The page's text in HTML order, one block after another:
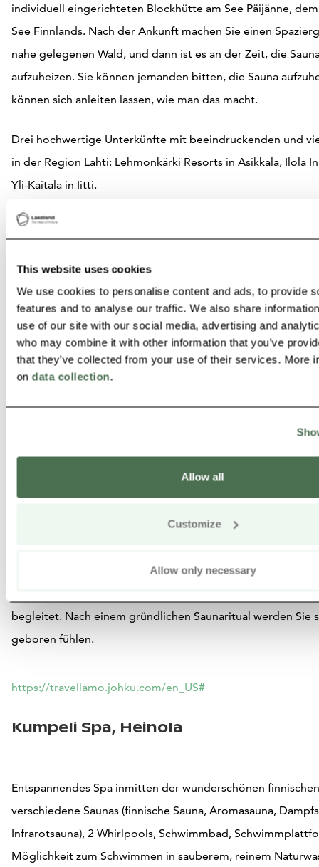
This website uses cookies
We use cookies to personalise content and ads, to provide
features and to analyse our traffic. We also share
use of our site with our social media, advertising and
who may combine it with other information that you’ve
that they’ve collected from your use of their services. More
ondata collection.
Allow all
Customize
Allow only necessary
individuell eingerichteten Blockhütte am See Päijänne,
See Finnlands. Nach der Ankunft machen Sie einen
nahe gelegenen Wald, und dann ist es an der Zeit, die
aufzuheizen. Sie können jemanden bitten, die Sauna
können sich anleiten lassen, wie man das macht.
Drei hochwertige Unterkünfte mit beeindruckenden und
in der Region Lahti: Lehmonkärki Resorts in Asikkala, Ilola
Yli-Kaitala in Iitti.
Attractions
Vellamo Kräutersauna für kleine
familien, Lahti
Wir machen eine gemächliche Wanderung in den nahe
wir Kräuter für unser Fußbad und Zweige für unsere
Abschlagmassage mit Zweigbüscheln sammeln. Sie
Bedeutung der Natur in der finnischen Kultur, der
Kräutermedizin sowie über die Kräfte von Kräutern und
unterrichtet. Nach der Rückkehr zum Hotel bekommen
Wir beginnen unser Kräutersaunaritual mit Gesichtsmaske
begleitet. Nach einem gründlichen Saunaritual werden Sie
geboren fühlen.
https://travellamo.johku.com/en_US#
Kumpeli Spa, Heinola
Entspannendes Spa inmitten der wunderschönen
verschiedene Saunas (finnische Sauna, Aromasauna,
Infrarotsauna), 2 Whirlpools, Schwimmbad,
Möglichkeit zum Schwimmen in sauberem, reinem